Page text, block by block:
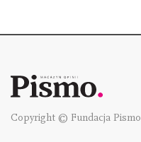
Copyright © Fundacja Pismo